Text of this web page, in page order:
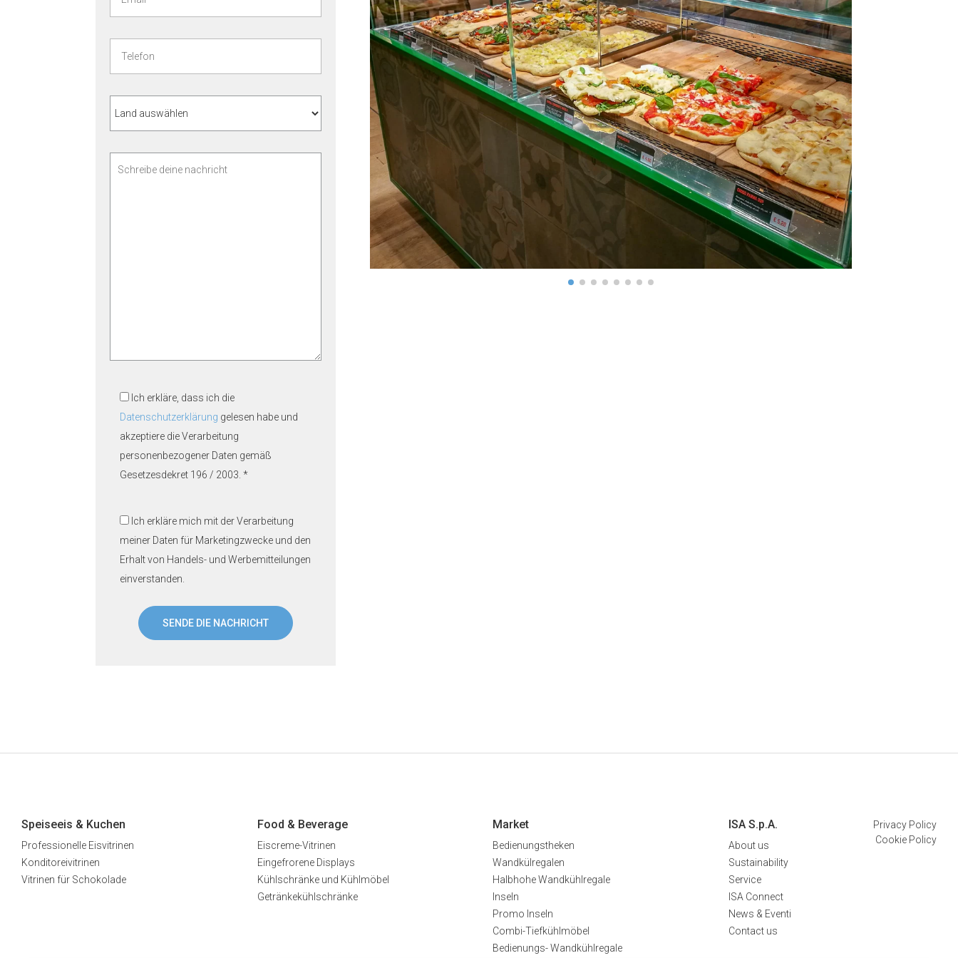
Ich erkläre, dass ich die
Datenschutzerklärung gelesen habe und
akzeptiere die Verarbeitung
personenbezogener Daten gemäß
Gesetzesdekret 196 / 2003. *
Ich erkläre mich mit der Verarbeitung
meiner Daten für Marketingzwecke und den
Erhalt von Handels- und Werbemitteilungen
einverstanden.
Speiseeis & Kuchen
Professionelle Eisvitrinen
Konditoreivitrinen
Vitrinen für Schokolade
Food & Beverage
Eiscreme-Vitrinen
Eingefrorene Displays
Kühlschränke und Kühlmöbel
Getränkekühlschränke
Market
Bedienungstheken
Wandkülregalen
Halbhohe Wandkühlregale
Inseln
Promo Inseln
Combi-Tiefkühlmöbel
Bedienungs- Wandkühlregale
ISA S.p.A.
About us
Sustainability
Service
ISA Connect
News & Eventi
Contact us
Privacy Policy
Cookie Policy